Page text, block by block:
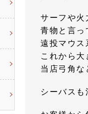
サーフや
青物と言っ
遠投マウス
これから大
当店弓角
シーバス